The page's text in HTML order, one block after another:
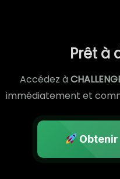
Prêt à
Accédez à
immédiatement et